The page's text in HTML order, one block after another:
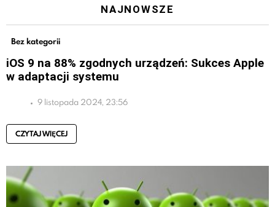
NAJNOWSZE
Bez kategorii
iOS 9 na 88% zgodnych urządzeń: Sukces Apple
w adaptacji systemu
9 listopada 2024, 23:56
CZYTAJ WIĘCEJ